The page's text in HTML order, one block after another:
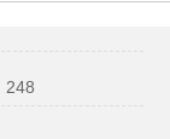
248